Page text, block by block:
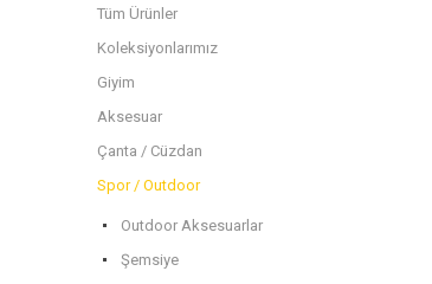
Tüm Ürünler
Koleksiyonlarımız
Giyim
Aksesuar
Çanta / Cüzdan
Spor / Outdoor
Outdoor Aksesuarlar
Şemsiye